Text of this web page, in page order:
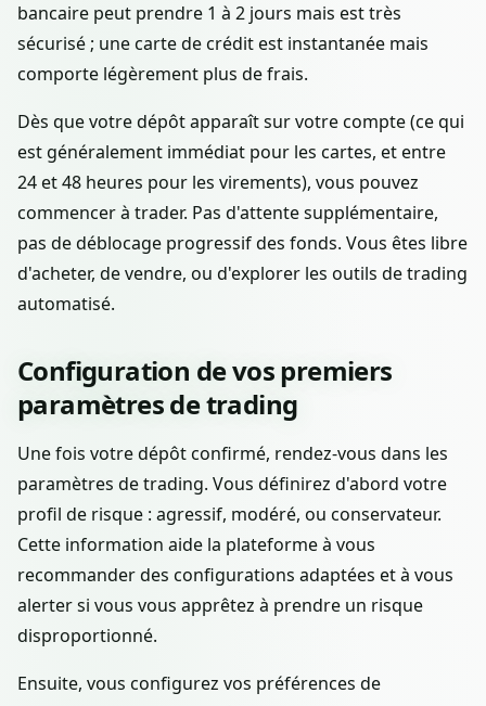
bancaire peut prendre 1 à 2 jours mais est très
sécurisé ; une carte de crédit est instantanée mais
comporte légèrement plus de frais.
Dès que votre dépôt apparaît sur votre compte (ce qui
est généralement immédiat pour les cartes, et entre
24 et 48 heures pour les virements), vous pouvez
commencer à trader. Pas d'attente supplémentaire,
pas de déblocage progressif des fonds. Vous êtes libre
d'acheter, de vendre, ou d'explorer les outils de trading
automatisé.
Configuration de vos premiers
paramètres de trading
Une fois votre dépôt confirmé, rendez-vous dans les
paramètres de trading. Vous définirez d'abord votre
profil de risque : agressif, modéré, ou conservateur.
Cette information aide la plateforme à vous
recommander des configurations adaptées et à vous
alerter si vous vous apprêtez à prendre un risque
disproportionné.
Ensuite, vous configurez vos préférences de